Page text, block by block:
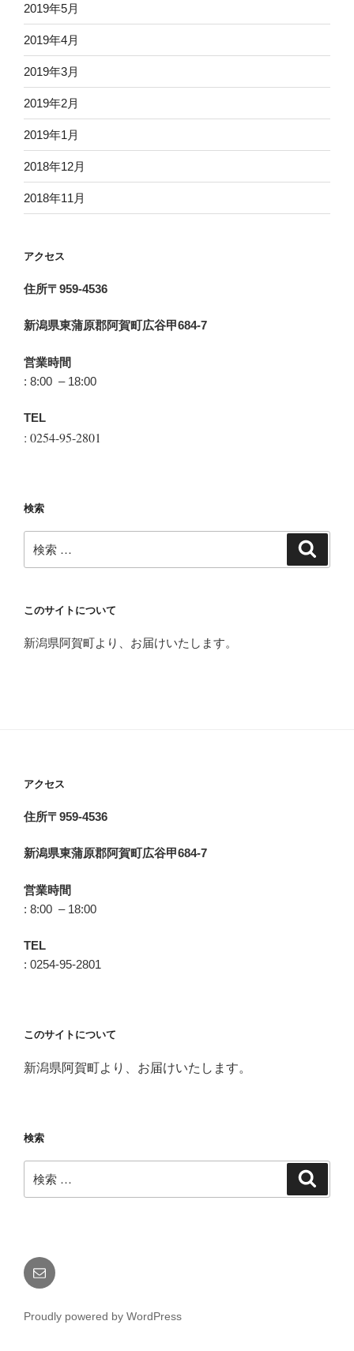
2019年5月
2019年4月
2019年3月
2019年2月
2019年1月
2018年12月
2018年11月
アクセス
住所〒959-4536
新潟県東蒲原郡阿賀町広谷甲684-7
営業時間
: 8:00 – 18:00
TEL
: 0254-95-2801
検索
索:
このサイトについて
新潟県阿賀町より、お届けいたします。
アクセス
住所〒959-4536
新潟県東蒲原郡阿賀町広谷甲684-7
営業時間
: 8:00 – 18:00
TEL
: 0254-95-2801
このサイトについて
新潟県阿賀町より、お届けいたします。
検索
索:
メ
ー
Proudly powered by WordPress